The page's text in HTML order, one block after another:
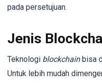
pada persetujuan.
Jenis
Teknologi blockchainbisa
Untuk lebih mudah